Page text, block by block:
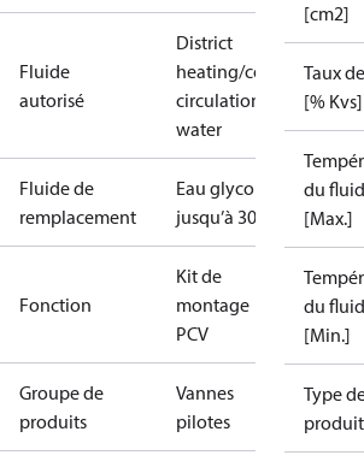
Fluide
autorisé
District
heating/cooling
circulation
water
Fluide de
remplacement
Eau glycolée
jusqu’à 30%
Fonction
Kit de
montage
PCV
Groupe de
produits
Vannes
pilotes
[cm2]
Taux
[% Kvs]
du
[Max.]
du
[Min.]
Type
produit